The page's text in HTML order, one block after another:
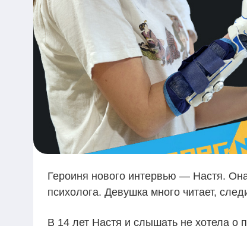
Героиня нового интервью — Настя. Она
психолога. Девушка много читает,
В 14 лет Настя и слышать не хотела о